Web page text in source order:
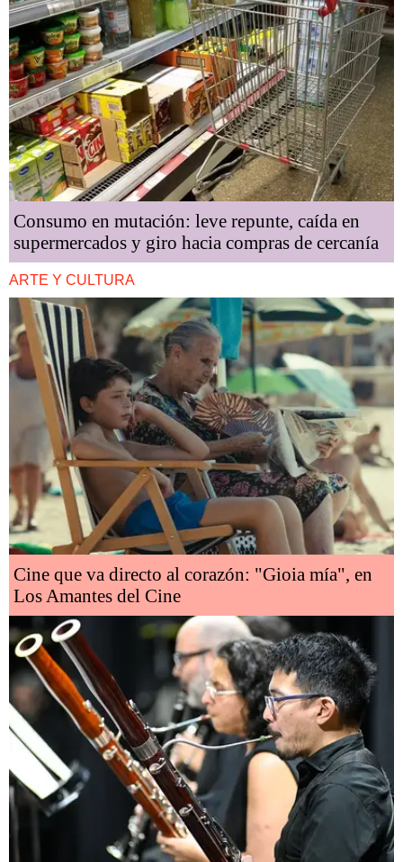
Consumo en mutación: leve repunte, caída en
supermercados y giro hacia compras de cercanía
ARTE Y CULTURA
Cine que va directo al corazón: "Gioia mía", en
Los Amantes del Cine